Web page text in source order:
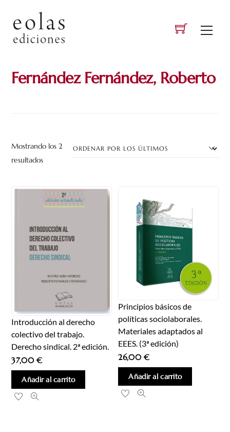
content
Fernández Fernández, Roberto
Mostrando los 2
resultadosOrdenado
los
últimos
Introducción al derecho
colectivo del trabajo.
Derecho sindical. 2ª edición.
37,00€
Añadir al carrito
Principios básicos de
políticas sociolaborales.
Materiales adaptados al
EEES. (3ª edición)
26,00€
Añadir al carrito